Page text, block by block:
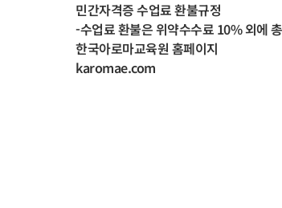
민간자격증 수업료 환불규정
-수업료 환불은 위약수수료 10% 외에
한국아로마교육원 홈페이지
karomae.com